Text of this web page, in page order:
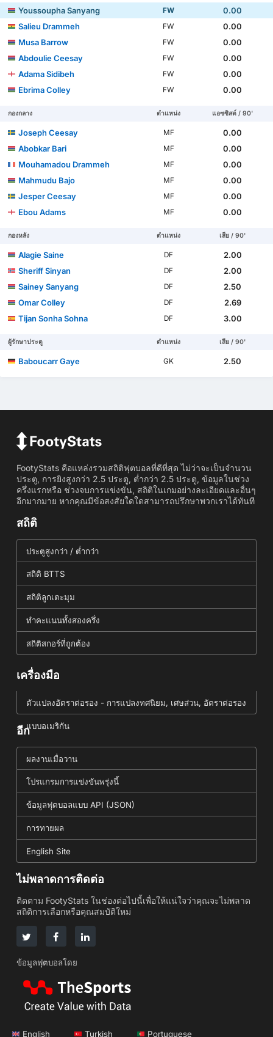
Youssoupha Sanyang
FW
0.00
Salieu Drammeh
FW
0.00
Musa Barrow
FW
0.00
Abdoulie Ceesay
FW
0.00
Adama Sidibeh
FW
0.00
Ebrima Colley
FW 0.00
กองกลาง ตำแหน่ง แอซซิสต์ / 90'
Joseph Ceesay MF
0.00
Abobkar Bari
MF
0.00
Mouhamadou Drammeh
MF
0.00
Mahmudu Bajo
MF
0.00
Jesper Ceesay
MF
0.00
Ebou Adams
MF 0.00
กองหลัง ตำแหน่ง เสีย / 90'
Alagie Saine DF
2.00
Sheriff Sinyan
DF
2.00
Sainey Sanyang
DF
2.50
Omar Colley
DF
2.69
Tijan Sonha Sohna
DF 3.00
ผู้รักษาประตู ตำแหน่ง เสีย / 90'
Baboucarr Gaye GK 2.50
FootyStats คือแหล่งรวมสถิติฟุตบอลที่ดีที่สุด ไม่ว่าจะเป็นจำนวน
ประตู, การยิงสูงกว่า 2.5 ประตู, ต่ำกว่า 2.5 ประตู, ข้อมูลในช่วง
ครึ่งแรกหรือ ช่วงจบการแข่งขัน, สถิติในเกมอย่างละเอียดและอื่นๆ
อีกมากมาย หากคุณมีข้อสงสัยใดใดสามารถปรึกษาพวกเราได้ทันที
สถิติ
ประตูสูงกว่า / ต่ำกว่า
สถิติ BTTS
สถิติลูกเตะมุม
ทำคะแนนทั้งสองครึ่ง
สถิติสกอร์ที่ถูกต้อง
เครื่องมือ
ตัวแปลงอัตราต่อรอง - การแปลงทศนิยม, เศษส่วน, อัตราต่อรอง
แบบอเมริกัน
อีก
ผลงานเมื่อวาน
โปรแกรมการแข่งขันพรุ่งนี้
ข้อมูลฟุตบอลแบบ API (JSON)
การทายผล
English Site
ไม่พลาดการติดต่อ
ติดตาม FootyStats ในช่องต่อไปนี้เพื่อให้แน่ใจว่าคุณจะไม่พลาด
สถิติการเลือกหรือคุณสมบัติใหม่
ข้อมูลฟุตบอลโดย
English Turkish Portuguese